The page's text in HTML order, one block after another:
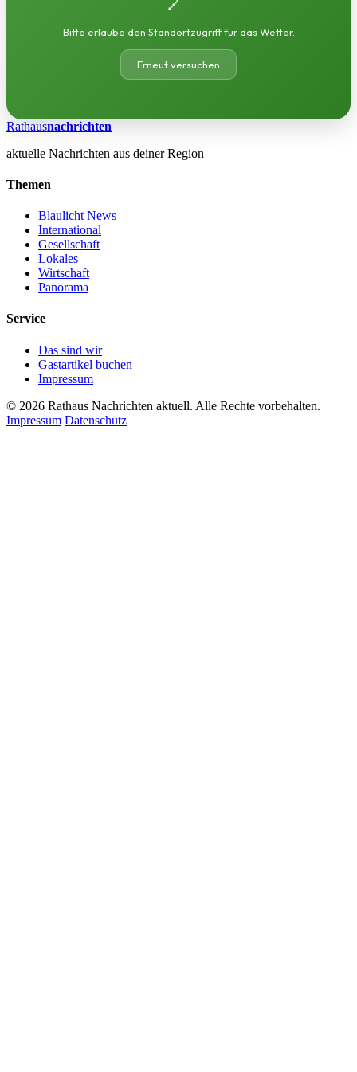
Bitte erlaube den Standortzugriff für das Wetter.
Erneut versuchen
Rathausnachrichten
aktuelle Nachrichten aus deiner Region
Themen
Blaulicht News
International
Gesellschaft
Lokales
Wirtschaft
Panorama
Service
Das sind wir
Gastartikel buchen
Impressum
© 2026 Rathaus Nachrichten aktuell. Alle Rechte vorbehalten.
Impressum Datenschutz